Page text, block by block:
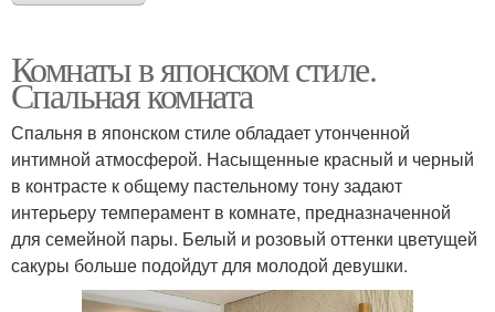
Комнаты в японском стиле.
Спальная комната
Спальня в японском стиле обладает утонченной
интимной атмосферой. Насыщенные красный и черный
в контрасте к общему пастельному тону задают
интерьеру темперамент в комнате, предназначенной
для семейной пары. Белый и розовый оттенки цветущей
сакуры больше подойдут для молодой девушки.